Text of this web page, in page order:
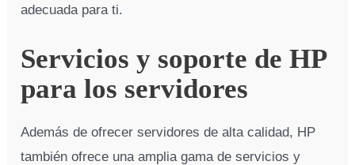
adecuada para ti.
Servicios y soporte de HP
para los servidores
Además de ofrecer servidores de alta calidad, HP
también ofrece una amplia gama de servicios y